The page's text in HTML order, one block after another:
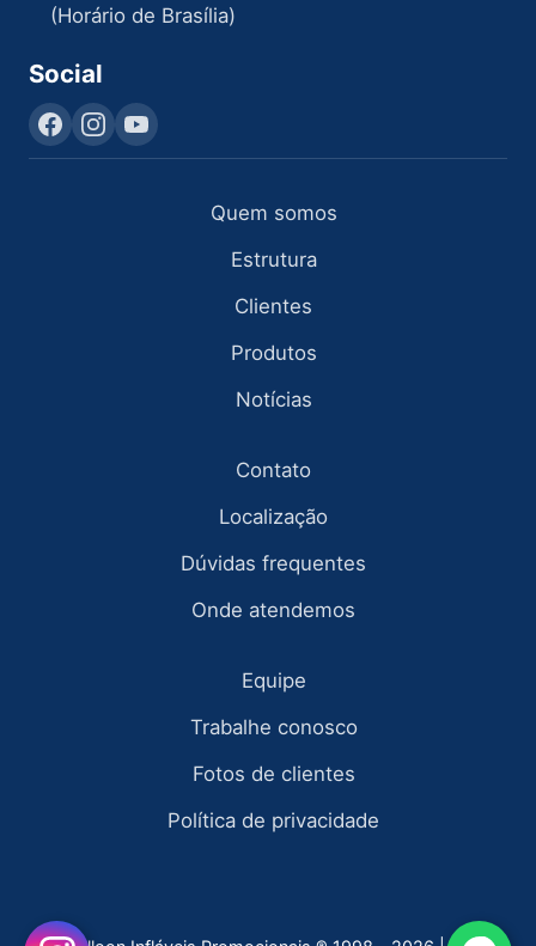
(Horário de Brasília)
Social
Quem somos
Estrutura
Clientes
Produtos
Notícias
Contato
Localização
Dúvidas frequentes
Onde atendemos
Equipe
Trabalhe conosco
Fotos de clientes
Política de privacidade